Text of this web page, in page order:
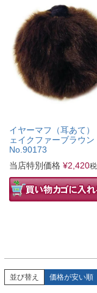
イヤーマフ（耳あて）
ェイクファーブラウン
No.90173
当店特別価格 ¥2,420
並び替え 価格が安い順